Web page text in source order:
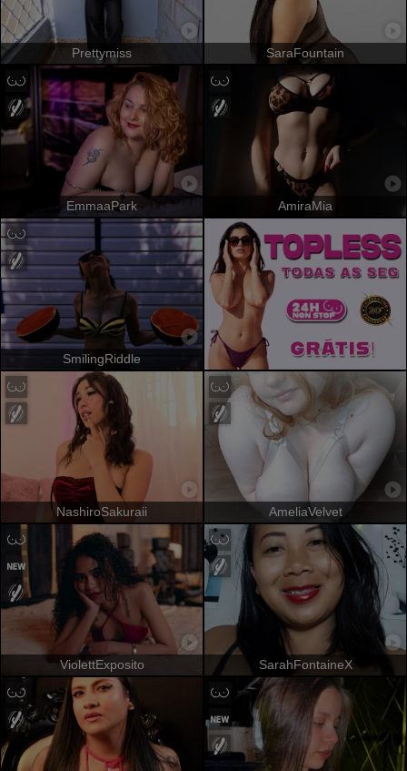
Prettymiss SaraFountain
EmmaaPark AmiraMia
SmilingRiddle
NashiroSakuraii AmeliaVelvet
ViolettExposito SarahFontaineX